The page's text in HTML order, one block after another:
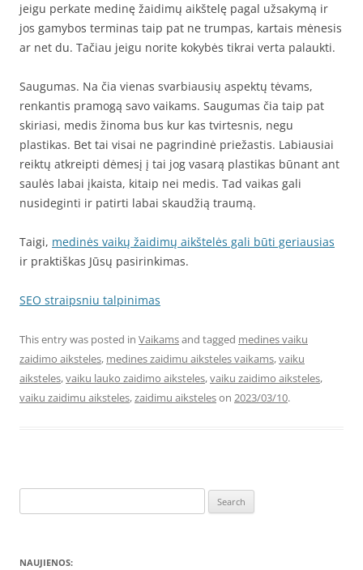
jeigu perkate medinę žaidimų aikštelę pagal užsakymą ir
jos gamybos terminas taip pat ne trumpas, kartais mėnesis
ar net du. Tačiau jeigu norite kokybės tikrai verta palaukti.
Saugumas. Na čia vienas svarbiausių aspektų tėvams,
renkantis pramogą savo vaikams. Saugumas čia taip pat
skiriasi, medis žinoma bus kur kas tvirtesnis, negu
plastikas. Bet tai visai ne pagrindinė priežastis. Labiausiai
reiktų atkreipti dėmesį į tai jog vasarą plastikas būnant ant
saulės labai įkaista, kitaip nei medis. Tad vaikas gali
nusideginti ir patirti labai skaudžią traumą.
Taigi, medinės vaikų žaidimų aikštelės gali būti geriausias
ir praktiškas Jūsų pasirinkimas.
SEO straipsniu talpinimas
This entry was posted in Vaikamsand tagged medines vaiku
zaidimo aiksteles, medines zaidimu aiksteles vaikams,vaiku
aiksteles,vaiku lauko zaidimo aiksteles,vaiku zaidimo aiksteles,
vaiku zaidimu aiksteles,zaidimu aiksteleson 2023/03/10.
for:
NAUJIENOS: